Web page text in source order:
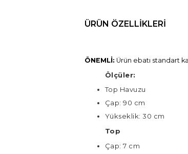
ÜRÜN ÖZELLIKLERI
ÖNEMLİ: Ürün ebatı standart
Ölçüler:
Top Havuzu
Çap: 90 cm
Yükseklik: 30 cm
Top
Çap: 7 cm